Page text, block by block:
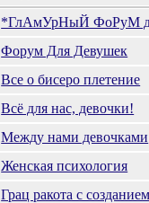
*ГлАмУрНыЙ ФоРуМ
Форум Для Девушек
Все о бисеро плетение
Всё для нас, девочки!
Между нами девочками
Женская психология
Грац ракота с